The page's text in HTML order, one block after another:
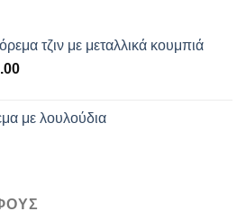
τζιν με μεταλλικά κουμπιά
Η
είναι:
με λουλούδια